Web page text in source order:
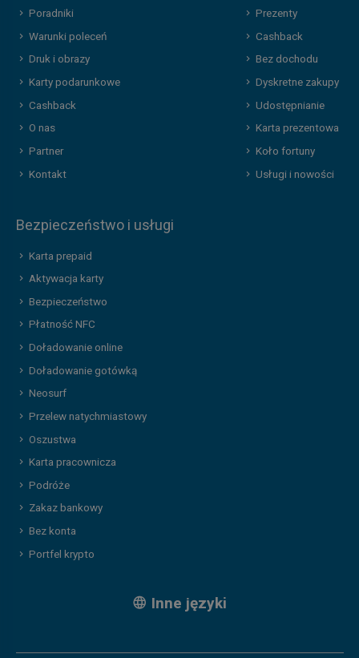
Poradniki
Warunki poleceń
Druk i obrazy
Karty podarunkowe
Cashback
O nas
Partner
Kontakt
Prezenty
Cashback
Bez dochodu
Dyskretne zakupy
Udostępnianie
Karta prezentowa
Koło fortuny
Usługi i nowości
Bezpieczeństwo i usługi
Karta prepaid
Aktywacja karty
Bezpieczeństwo
Płatność NFC
Doładowanie online
Doładowanie gotówką
Neosurf
Przelew natychmiastowy
Oszustwa
Karta pracownicza
Podróże
Zakaz bankowy
Bez konta
Portfel krypto
Inne języki